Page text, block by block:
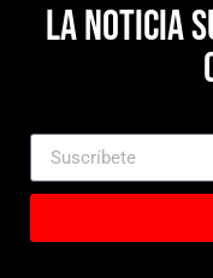
La noticia